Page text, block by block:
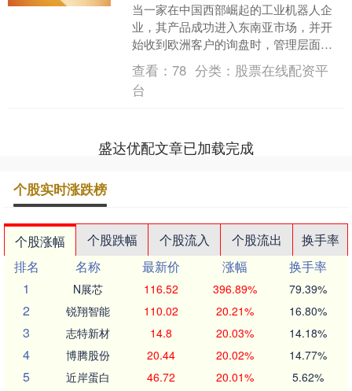
当一家在中国西部崛起的工业机器人企
业，其产品成功进入东南亚市场，并开
始收到欧洲客户的询盘时，管理层面临
一个全新的数字化挑战：如何让不同地
区、不同语言、不同产业背....
查看：78 分类： 股票在线配资平
台
盛达优配文章已加载完成
个股实时涨跌榜
个股涨幅 个股跌幅 个股流入 个股流出
换手率
排名
名称 最新价 涨幅
换手率
1
N展芯 116.52 396.89% 79.39%
2 锐翔智能 110.02 20.21% 16.80%
3 志特新材 14.8 20.03% 14.18%
4 博腾股份 20.44 20.02% 14.77%
5 近岸蛋白 46.72 20.01% 5.62%